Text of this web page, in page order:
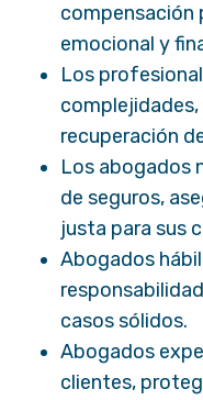
emocional y
Los
recuperación
Los abogados
de seguros,
justa para sus
Abogados
casos sólidos.
Abogados
clientes,